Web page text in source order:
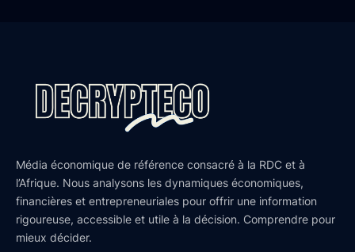
Média économique de référence consacré à la RDC et à
l’Afrique. Nous analysons les dynamiques économiques,
financières et entrepreneuriales pour offrir une information
rigoureuse, accessible et utile à la décision. Comprendre pour
mieux décider.